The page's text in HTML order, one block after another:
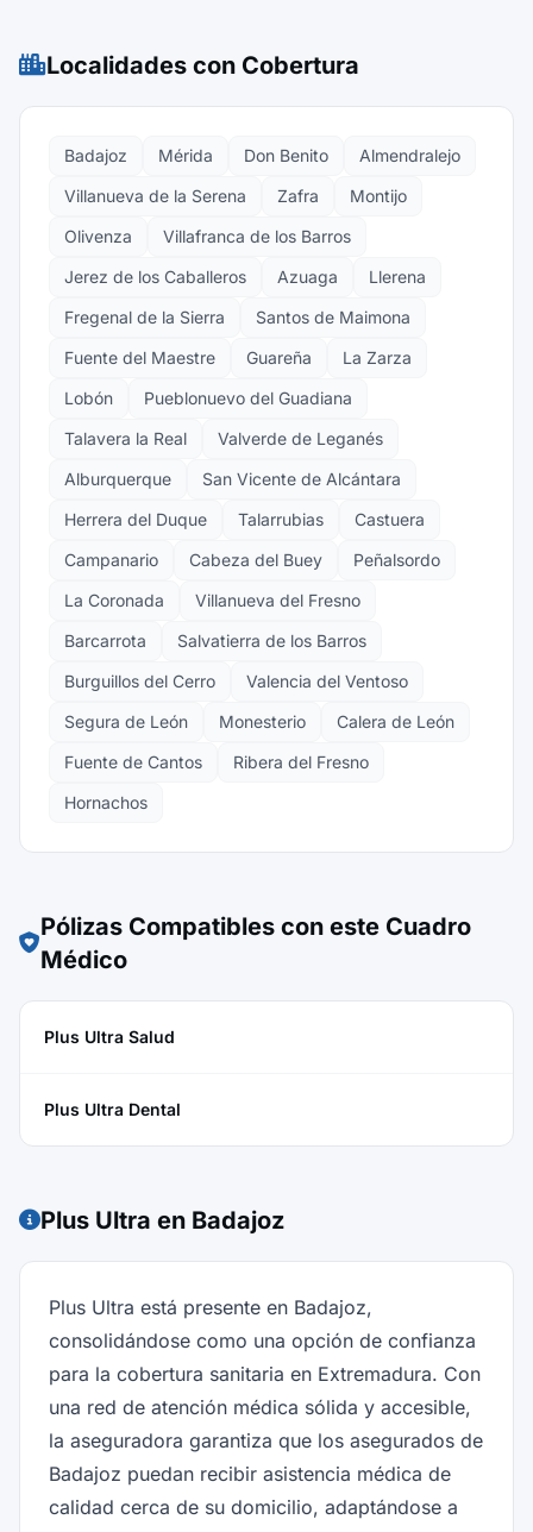
Localidades con Cobertura
Badajoz Mérida Don Benito
Almendralejo
Villanueva de la Serena
Zafra
Montijo
Olivenza
Villafranca de los Barros
Jerez de los Caballeros
Azuaga
Llerena
Fregenal de la Sierra
Santos de Maimona
Fuente del Maestre
Guareña
La Zarza
Lobón
Pueblonuevo del Guadiana
Talavera la Real
Valverde de Leganés
Alburquerque
San Vicente de Alcántara
Herrera del Duque
Talarrubias
Castuera
Campanario
Cabeza del Buey
Peñalsordo
La Coronada
Villanueva del Fresno
Barcarrota
Salvatierra de los Barros
Burguillos del Cerro
Valencia del Ventoso
Segura de León
Monesterio
Calera de León
Fuente de Cantos
Ribera del Fresno
Hornachos
Pólizas Compatibles con este Cuadro
Médico
Plus Ultra Salud
Plus Ultra Dental
Plus Ultra en Badajoz
Plus Ultra está presente en Badajoz,
consolidándose como una opción de confianza
para la cobertura sanitaria en Extremadura. Con
una red de atención médica sólida y accesible,
la aseguradora garantiza que los asegurados de
Badajoz puedan recibir asistencia médica de
calidad cerca de su domicilio, adaptándose a